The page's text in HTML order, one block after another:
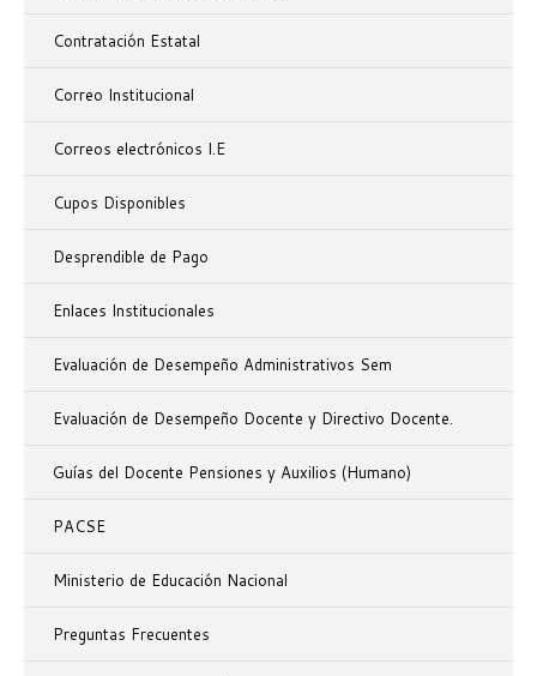
Contratación Estatal
Correo Institucional
Correos electrónicos I.E
Cupos Disponibles
Desprendible de Pago
Enlaces Institucionales
Evaluación de Desempeño Administrativos Sem
Evaluación de Desempeño Docente y Directivo Docente.
Guías del Docente Pensiones y Auxilios (Humano)
PACSE
Ministerio de Educación Nacional
Preguntas Frecuentes